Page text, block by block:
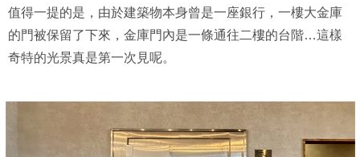
值得一提的是，由於建築物本身曾是一座銀行，一樓大金庫
的門被保留了下來，金庫門內是一條通往二樓的台階…這樣
奇特的光景真是第一次見呢。